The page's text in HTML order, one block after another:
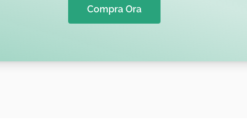
Compra Ora